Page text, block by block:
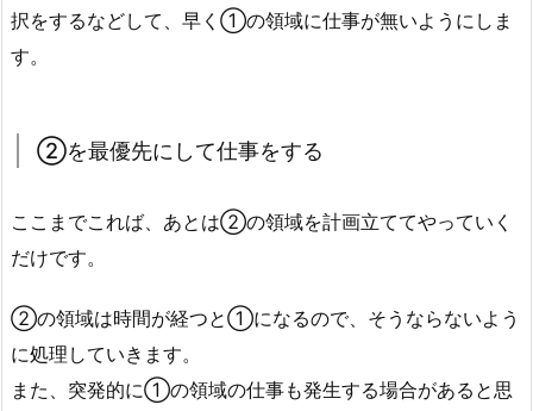
択をするなどして、早く①の領域に仕事が無いようにしま
す。
②を最優先にして仕事をする
ここまでこれば、あとは②の領域を計画立ててやっていく
だけです。
②の領域は時間が経つと①になるので、そうならないよう
に処理していきます。
また、突発的に①の領域の仕事も発生する場合があると思